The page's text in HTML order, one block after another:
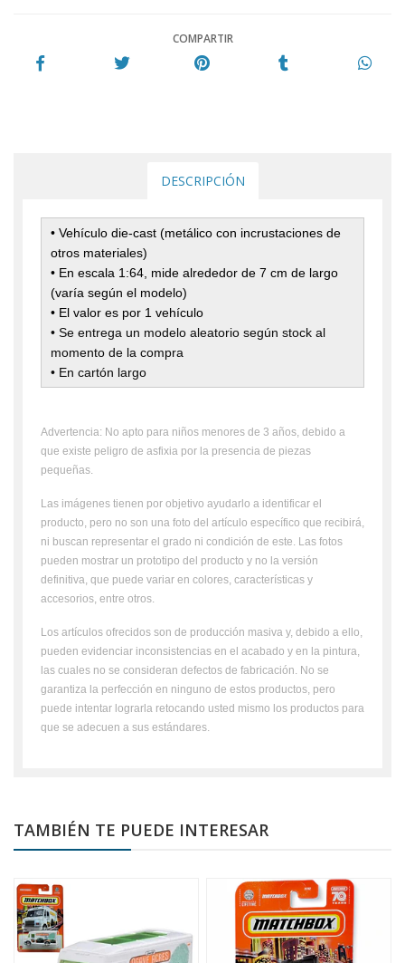
COMPARTIR
DESCRIPCIÓN
• Vehículo die-cast (metálico con incrustaciones de
otros materiales)
• En escala 1:64, mide alrededor de 7 cm de largo
(varía según el modelo)
• El valor es por 1 vehículo
• Se entrega un modelo aleatorio según stock al
momento de la compra
• En cartón largo
Advertencia: No apto para niños menores de 3 años, debido a
que existe peligro de asfixia por la presencia de piezas
pequeñas.
Las imágenes tienen por objetivo ayudarlo a identificar el
producto, pero no son una foto del artículo específico que recibirá,
ni buscan representar el grado ni condición de este. Las fotos
pueden mostrar un prototipo del producto y no la versión
definitiva, que puede variar en colores, características y
accesorios, entre otros.
Los artículos ofrecidos son de producción masiva y, debido a ello,
pueden evidenciar inconsistencias en el acabado y en la pintura,
las cuales no se consideran defectos de fabricación. No se
garantiza la perfección en ninguno de estos productos, pero
puede intentar lograrla retocando usted mismo los productos para
que se adecuen a sus estándares.
TAMBIÉN TE PUEDE INTERESAR